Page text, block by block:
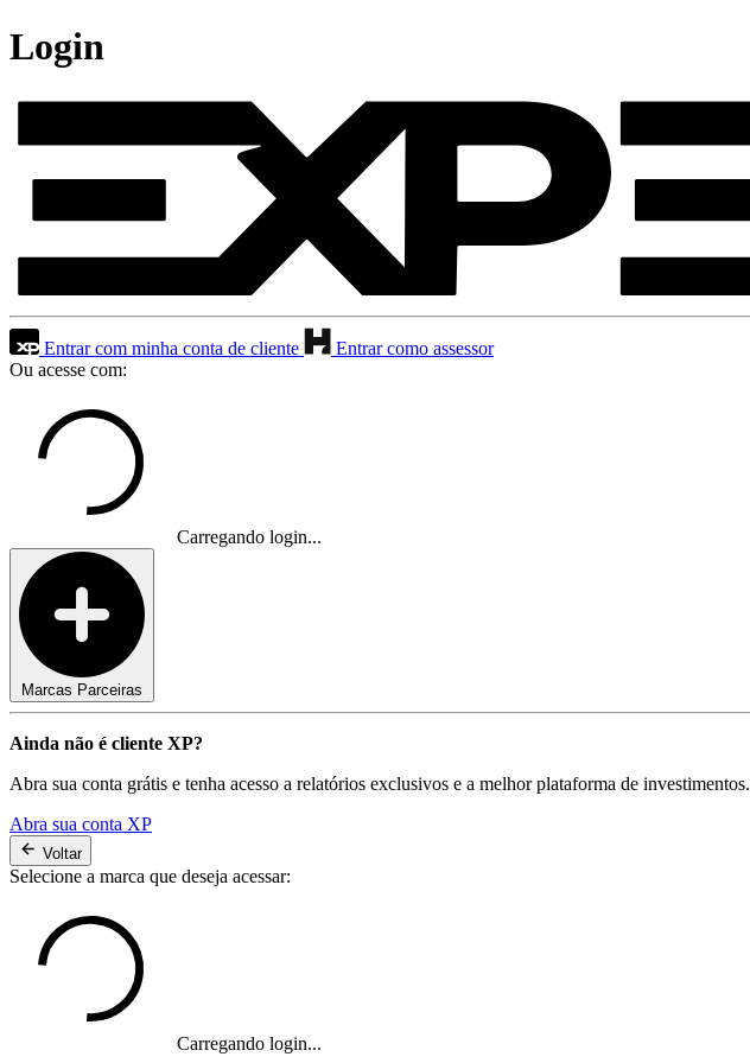
Login
Entrar com minha conta de cliente
Entrar como assessor
Ou acesse com:
Carregando login...
Marcas Parceiras
Ainda não é cliente XP?
Abra sua conta grátis e tenha acesso a relatórios exclusivos e a melhor plataforma de investimentos.
Abra sua conta XP
Voltar
Selecione a marca que deseja acessar:
Carregando login...